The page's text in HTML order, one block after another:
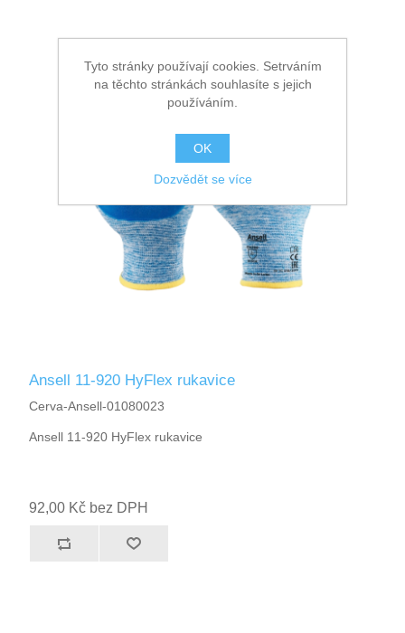
Ansell 11-920 HyFlex rukavice
Cerva-Ansell-01080023
Ansell 11-920 HyFlex rukavice
92,00 Kč bez DPH
Tyto stránky používají cookies. Setrváním
na těchto stránkách souhlasíte s jejich
používáním.
OK
Dozvědět se více